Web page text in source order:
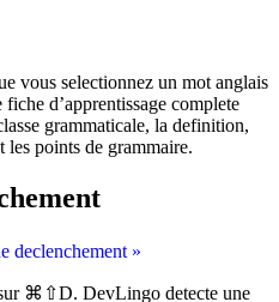
vous selectionnez un mot anglais
d’apprentissage complete
grammaticale, la definition,
les points de grammaire.
declenchement »
⌘⇧D. DevLingo detecte une